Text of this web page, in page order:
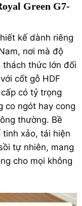
Green G7-
kế dành riêng
nơi mà độ
thách thức lớn đối
cốt gỗ HDF
có tỷ trọng
co ngót hay cong
thường. Bề
xảo, tái hiện
tự nhiên, mang
cho mọi không